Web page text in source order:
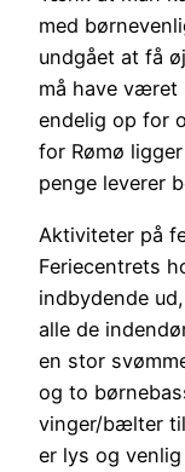
med
undgået at få
må have været
endelig op for
for Rømø
penge leverer
Aktiviteter på
Feriecentrets
indbydende
alle de
en stor
og to
vinger/bælter
er lys og